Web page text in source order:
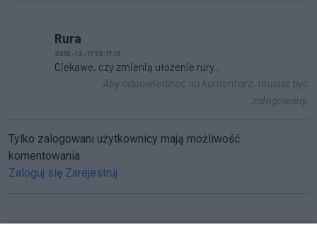
Rura
2015-12-17 06:17:18
Ciekawe, czy zmienią ułożenie rury...
Aby odpowiedzieć na komentarz, musisz być
zalogowany.
Tylko zalogowani użytkownicy mają możliwość
komentowania
Zaloguj się Zarejestruj